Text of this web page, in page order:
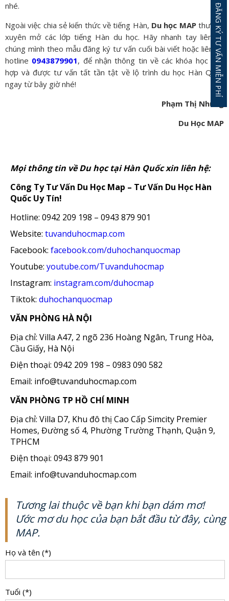
nhé.
Ngoài việc chia sẻ kiến thức về tiếng Hàn, Du học MAPthường
xuyên mở các lớp tiếng Hàn du học. Hãy nhanh tay liên hệ
chúng mình theo mẫu đăng ký tư vấn cuối bài viết hoặc liên hệ
hotline 0943879901, để nhận thông tin về các khóa học phù
hợp và được tư vấn tất tần tật về lộ trình du học Hàn Quốc
ngay từ bây giờ nhé!
Phạm Thị Nhung
Du Học MAP
Mọi thông tin về Du học tại Hàn Quốc xin liên hệ:
Công Ty Tư Vấn Du Học Map – Tư Vấn Du Học Hàn
Quốc Uy Tín!
Hotline: 0942 209 198 – 0943 879 901
Website: tuvanduhocmap.com
Facebook: facebook.com/duhochanquocmap
Youtube: youtube.com/Tuvanduhocmap
Instagram: instagram.com/duhocmap
Tiktok: duhochanquocmap
VĂN PHÒNG HÀ NỘI
Địa chỉ: Villa A47, 2 ngõ 236 Hoàng Ngân, Trung Hòa,
Cầu Giấy, Hà Nội
Điện thoại: 0942 209 198 – 0983 090 582
Email: info@tuvanduhocmap.com
VĂN PHÒNG TP HỒ CHÍ MINH
Địa chỉ: Villa D7, Khu đô thị Cao Cấp Simcity Premier
Homes, Đường số 4, Phường Trường Thạnh, Quận 9,
TPHCM
Điện thoại: 0943 879 901
Email: info@tuvanduhocmap.com
Tương lai thuộc về bạn khi bạn dám mơ!
Ước mơ du học của bạn bắt đầu từ đây, cùng
MAP.
Họ và tên (*)
Tuổi (*)
ĐĂNG KÝ TƯ VẤN MIỄN PHÍ